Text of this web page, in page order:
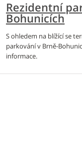
Rezidentní
Bohunicích
S ohledem na blížící se
parkování v Brně-
informace.